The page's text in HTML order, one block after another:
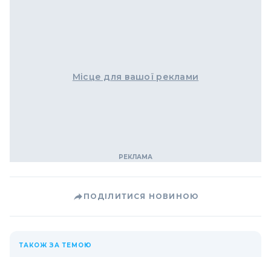
Місце для вашої реклами
ПОДІЛИТИСЯ НОВИНОЮ
ТАКОЖ ЗА ТЕМОЮ